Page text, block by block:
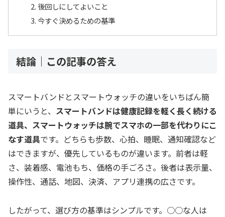
後回しにしてよいこと
今すぐ決めるための基準
結論｜この記事の答え
スマートバンドとスマートウォッチの違いをいちばん簡
単にいうと、 スマートバンドは健康記録を軽く長く続ける
道具、スマートウォッチは腕でスマホの一部を代わりにこ
なす道具です。どちらも歩数、心拍、睡眠、通知確認など
はできますが、優先しているものが違います。前者は軽
さ、装着感、電池もち、価格の手ごろさ。後者は表示量、
操作性、通話、地図、決済、アプリ連携の広さです。
したがって、選び方の基準はシンプルです。○○な人は